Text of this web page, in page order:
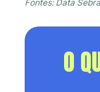
Fontes: Data
O